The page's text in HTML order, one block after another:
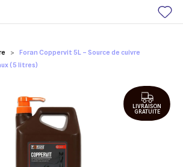
Foran Coppervit 5L – Source de cuivre
(5 litres)
LIVRAISON
GRATUITE